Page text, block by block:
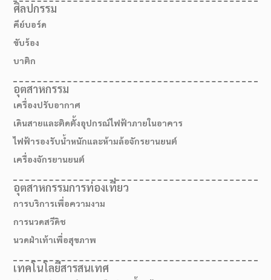
ศิลปกรรม
คีย์บอร์ด
ขับร้อง
บาติก
อุตสาหกรรม
เครื่องปรับอากาศ
เดินสายและติดตั้งอุปกรณ์ไฟฟ้าภายในอาคาร
ไฟฟ้ารองรับน้ำหนักและห้ามล้อจักรยานยนต์
เครื่องจักรยานยนต์
อุตสาหกรรมการท่องเที่ยว
การบริการเพื่อความงาม
การนวดสวีดิช
นวดฝ่าเท้าเพื่อสุขภาพ
เทคโนโลยีสารสนเทศ